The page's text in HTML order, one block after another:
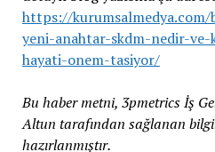
https://
yeni-anahtar-skdm-nedir-
hayati-onem-tasiyor/
Bu haber metni, 3pmetrics İş
Altun tarafından sağlanan
hazırlanmıştır.